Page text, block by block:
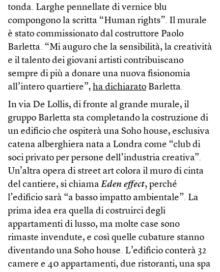
tonda. Larghe pennellate di vernice blu
compongono la scritta “Human rights”. Il murale
è stato commissionato dal costruttore Paolo
Barletta. “Mi auguro che la sensibilità, la creatività
e il talento dei giovani artisti contribuiscano
sempre di più a donare una nuova fisionomia
all’intero quartiere”, ha dichiarato Barletta.
In via De Lollis, di fronte al grande murale, il
gruppo Barletta sta completando la costruzione di
un edificio che ospiterà una Soho house, esclusiva
catena alberghiera nata a Londra come “club di
soci privato per persone dell’industria creativa”.
Un’altra opera di street art colora il muro di cinta
del cantiere, si chiama Eden effect, perché
l’edificio sarà “a basso impatto ambientale”. La
prima idea era quella di costruirci degli
appartamenti di lusso, ma molte case sono
rimaste invendute, e così quelle cubature stanno
diventando una Soho house. L’edificio conterà 32
camere e 40 appartamenti, due ristoranti, una spa